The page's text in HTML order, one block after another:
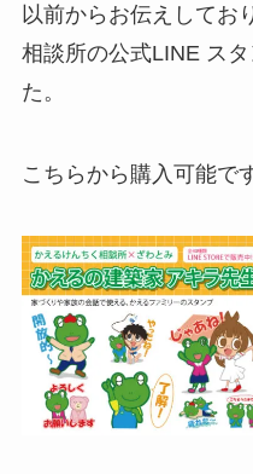
以前からお伝えしてお
相談所の公式LINE ス
た。
こちらから購入可能で